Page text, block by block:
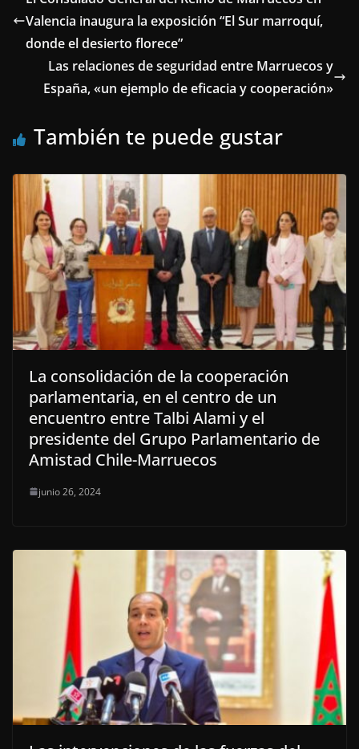
Valencia inaugura la exposición “El Sur marroquí,
donde el desierto florece”
Las relaciones de seguridad entre Marruecos y
España, «un ejemplo de eficacia y cooperación»
También te puede gustar
La consolidación de la cooperación
parlamentaria, en el centro de un
encuentro entre Talbi Alami y el
presidente del Grupo Parlamentario de
Amistad Chile-Marruecos
junio 26, 2024